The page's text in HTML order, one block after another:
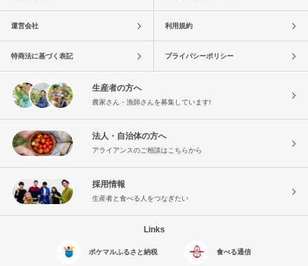
運営会社 利用規約
特商法に基づく表記 プライバシーポリシー
生産者の方へ
農家さん・漁師さんを募集しています!
法人・自治体の方へ
アライアンスのご相談はこちらから
採用情報
生産者と食べる人をつなぎたい
Links
ポケマルふるさと納税 食べる通信